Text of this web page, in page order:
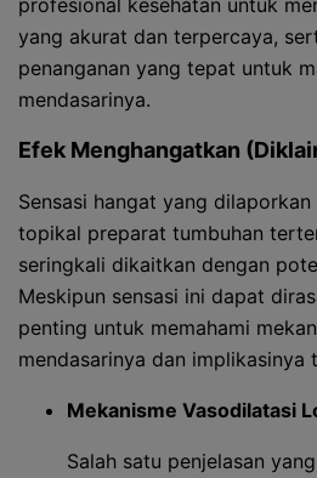
profesional kesehatan untuk
yang akurat dan terpercaya,
penanganan yang tepat untuk
mendasarinya.
Efek Menghangatkan
Sensasi hangat yang
topikal preparat tumbuhan
seringkali dikaitkan dengan
Meskipun sensasi ini dapat
penting untuk memahami
mendasarinya dan implikasinya
Mekanisme Vasodilatasi
Salah satu penjelasan